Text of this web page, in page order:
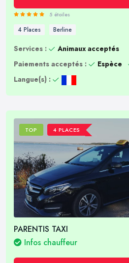
5 étoiles
4 Places Berline
Services :
Animaux acceptés
Paiements acceptés :
Espèce
Langue(s) :
TOP 4 PLACES
PARENTIS TAXI
Infos chauffeur